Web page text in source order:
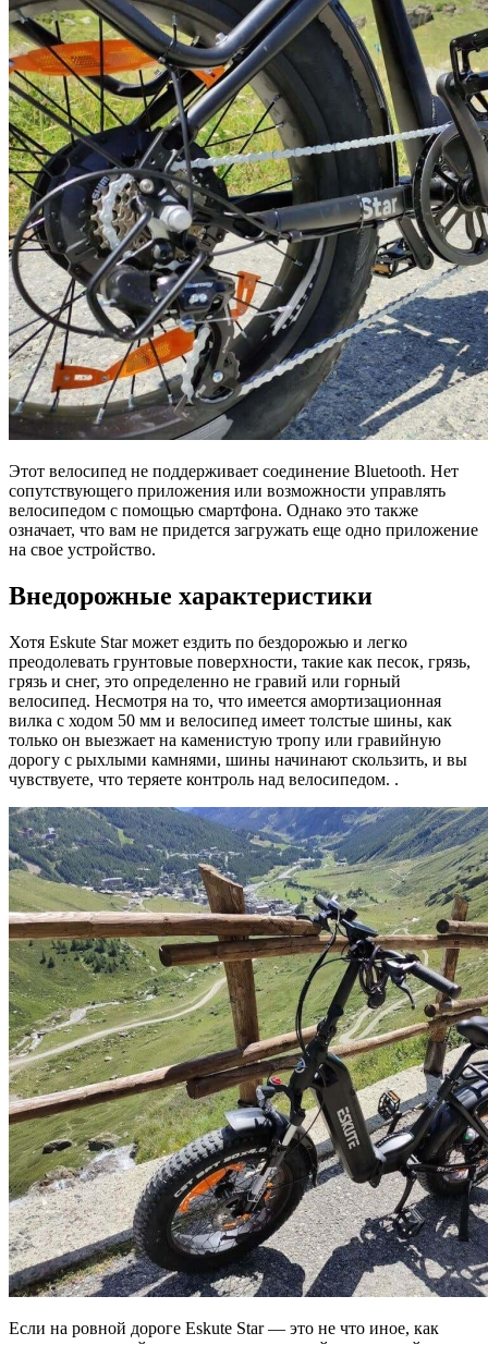
Этот велосипед не поддерживает соединение Bluetooth. Нет
сопутствующего приложения или возможности управлять
велосипедом с помощью смартфона. Однако это также
означает, что вам не придется загружать еще одно приложение
на свое устройство.
Внедорожные характеристики
Хотя Eskute Star может ездить по бездорожью и легко
преодолевать грунтовые поверхности, такие как песок, грязь,
грязь и снег, это определенно не гравий или горный
велосипед. Несмотря на то, что имеется амортизационная
вилка с ходом 50 мм и велосипед имеет толстые шины, как
только он выезжает на каменистую тропу или гравийную
дорогу с рыхлыми камнями, шины начинают скользить, и вы
чувствуете, что теряете контроль над велосипедом. .
Если на ровной дороге Eskute Star — это не что иное, как